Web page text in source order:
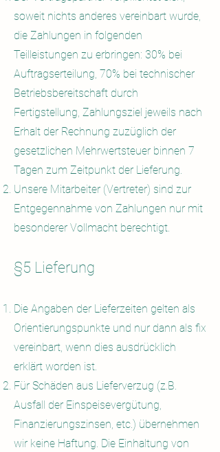
soweit nichts anderes vereinbart wurde,
die Zahlungen in folgenden
Teilleistungen zu erbringen: 30% bei
Auftragserteilung, 70% bei technischer
Betriebsbereitschaft durch
Fertigstellung, Zahlungsziel jeweils nach
Erhalt der Rechnung zuzüglich der
gesetzlichen Mehrwertsteuer binnen 7
Tagen zum Zeitpunkt der Lieferung.
Unsere Mitarbeiter (Vertreter) sind zur
Entgegennahme von Zahlungen nur mit
besonderer Vollmacht berechtigt.
§5 Lieferung
Die Angaben der Lieferzeiten gelten als
Orientierungspunkte und nur dann als fix
vereinbart, wenn dies ausdrücklich
erklärt worden ist.
Für Schäden aus Lieferverzug (z.B.
Ausfall der Einspeisevergütung,
Finanzierungszinsen, etc.) übernehmen
wir keine Haftung. Die Einhaltung von